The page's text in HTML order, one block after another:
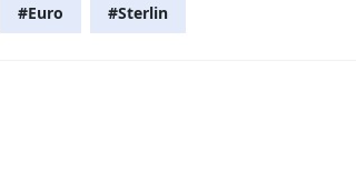
#Euro #Sterlin